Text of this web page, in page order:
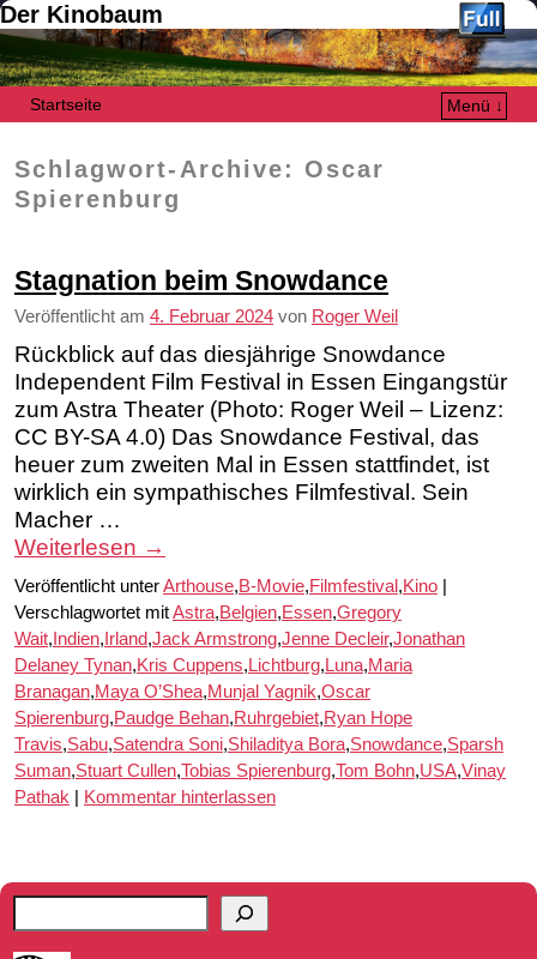
Der Kinobaum
Startseite
Menü ↓
Schlagwort-Archive: Oscar
Spierenburg
Stagnation beim Snowdance
Veröffentlicht am 4. Februar 2024 von Roger Weil
Rückblick auf das diesjährige Snowdance
Independent Film Festival in Essen Eingangstür
zum Astra Theater (Photo: Roger Weil – Lizenz:
CC BY-SA 4.0) Das Snowdance Festival, das
heuer zum zweiten Mal in Essen stattfindet, ist
wirklich ein sympathisches Filmfestival. Sein
Macher …
Weiterlesen →
Veröffentlicht unterArthouse,B-Movie,Filmfestival ,Kino
Verschlagwortet mitAstra,Belgien,Essen,Gregory
Wait, Indien, Irland,Jack Armstrong,Jenne Decleir,Jonathan
Delaney Tynan,Kris Cuppens, Lichtburg, Luna,Maria
Branagan,Maya O’Shea,Munjal Yagnik,Oscar
Spierenburg,Paudge Behan,Ruhrgebiet,Ryan Hope
Travis,Sabu,Satendra Soni,Shiladitya Bora,Snowdance,Sparsh
Suman,Stuart Cullen,Tobias Spierenburg,Tom Bohn,USA,Vinay
Pathak
Kommentar hinterlassen